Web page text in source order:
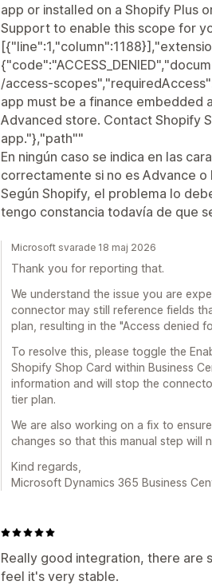
app or installed on a Shopify Plus
Support to enable this scope for
/access-
app must be a finance embedded
Advanced store. Contact Shopify
app."},"path""
En ningún caso se indica en las
correctamente si no es Advance o
Según Shopify, el problema lo
tengo constancia todavía de que
Microsoft svarade 18 maj 2026
Thank you for reporting that.
We understand the issue you are
connector may still reference fields
plan, resulting in the "Access denied
To resolve this, please toggle the
Shopify Shop Card within Business
information and will stop the
tier plan.
We are also working on a fix to
changes so that this manual step will
Kind regards,
Microsoft Dynamics 365 Business
Really good integration, there are
feel it's very stable.